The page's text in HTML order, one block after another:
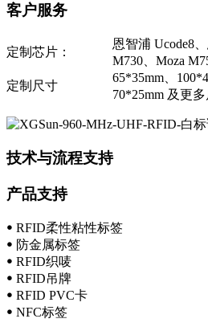
客户服务
定制芯片：
恩智浦 Ucode8
M730、Moza
定制尺寸
65*35mm、
70*25mm 及更多
技术与流程支持
产品支持
ꔷ RFID柔性粘性标签
ꔷ 防金属标签
ꔷ RFID织唛
ꔷ RFID吊牌
ꔷ RFID PVC卡
ꔷ NFC标签